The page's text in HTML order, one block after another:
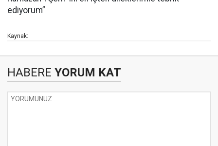
ediyorum”
Kaynak:
HABERE YORUM KAT